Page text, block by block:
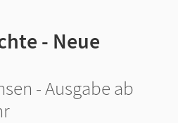
- Neue
- Ausgabe ab